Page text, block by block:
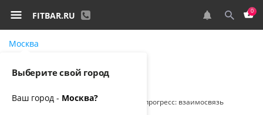
FITBAR.RU 0
Москва
Правильная осанка и тренировочный прогресс: взаимосвязь
Выберите свой город
Ваш город - Москва?